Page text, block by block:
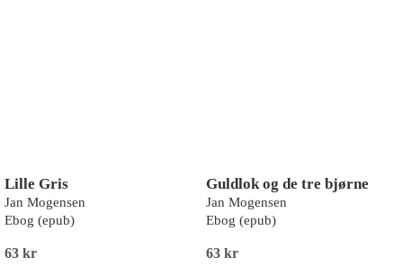
Lille Gris
Jan Mogensen
Ebog (epub)
63 kr
Guldlok og de tre bjørne
Jan Mogensen
Ebog (epub)
63 kr